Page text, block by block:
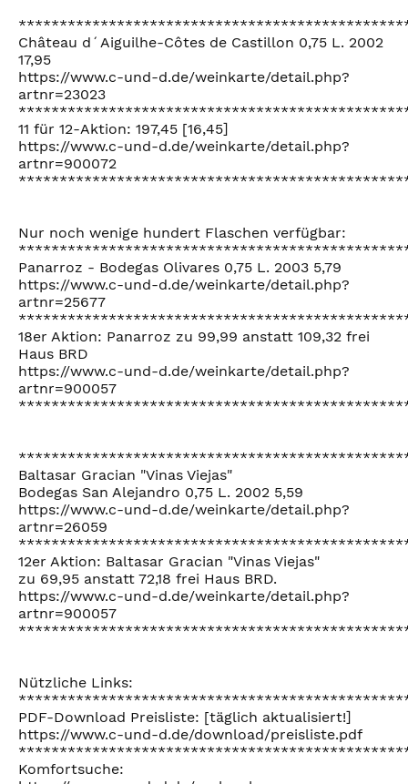
Château d´Aiguilhe-Côtes de Castillon 0,75 L. 2002
17,95
https://www.c-und-d.de/weinkarte/detail.php?
artnr=23023
11 für 12-Aktion: 197,45 [16,45]
https://www.c-und-d.de/weinkarte/detail.php?
artnr=900072
Nur noch wenige hundert Flaschen verfügbar:
Panarroz - Bodegas Olivares 0,75 L. 2003 5,79
https://www.c-und-d.de/weinkarte/detail.php?
artnr=25677
18er Aktion: Panarroz zu 99,99 anstatt 109,32 frei
Haus BRD
https://www.c-und-d.de/weinkarte/detail.php?
artnr=900057
Baltasar Gracian "Vinas Viejas"
Bodegas San Alejandro 0,75 L. 2002 5,59
https://www.c-und-d.de/weinkarte/detail.php?
artnr=26059
12er Aktion: Baltasar Gracian "Vinas Viejas"
zu 69,95 anstatt 72,18 frei Haus BRD.
https://www.c-und-d.de/weinkarte/detail.php?
artnr=900057
Nützliche Links:
PDF-Download Preisliste: [täglich aktualisiert!]
https://www.c-und-d.de/download/preisliste.pdf
Komfortsuche: